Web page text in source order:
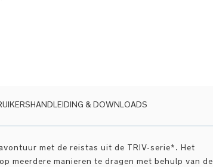
met de reistas uit de TRIV-serie*. Het
meerdere manieren te dragen met behulp van de
& DOWNLOADS